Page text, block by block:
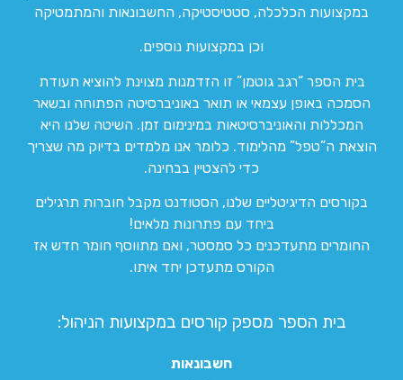
במקצועות הכלכלה, סטטיסטיקה, החשבונאות והמתמטיקה
וכן במקצועות נוספים.
בית הספר “רגב גוטמן” זו הזדמנות מצוינת להוציא תעודת
הסמכה באופן עצמאי או תואר באוניברסיטה הפתוחה ובשאר
המכללות והאוניברסיטאות במינימום זמן. השיטה שלנו היא
הוצאת ה”טפל” מהלימוד. כלומר אנו מלמדים בדיוק מה שצריך
כדי להצטיין בבחינה.
בקורסים הדיגיטליים שלנו, הסטודנט מקבל חוברות תרגילים
ביחד עם פתרונות מלאים!
החומרים מתעדכנים כל סמסטר, ואם מתווסף חומר חדש אז
הקורס מתעדכן יחד איתו.
בית הספר מספק קורסים במקצועות הניהול:
חשבונאות